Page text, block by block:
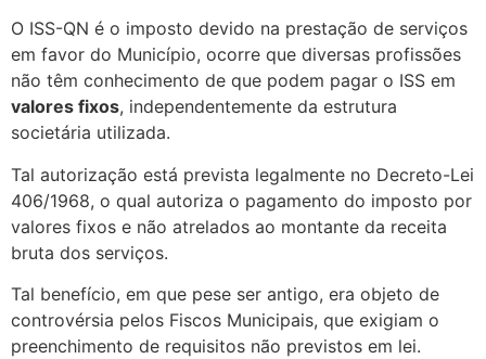
O ISS-QN é o imposto devido na prestação de serviços
em favor do Município, ocorre que diversas profissões
não têm conhecimento de que podem pagar o ISS em
valores fixos, independentemente da estrutura
societária utilizada.
Tal autorização está prevista legalmente no Decreto-Lei
406/1968, o qual autoriza o pagamento do imposto por
valores fixos e não atrelados ao montante da receita
bruta dos serviços.
Tal benefício, em que pese ser antigo, era objeto de
controvérsia pelos Fiscos Municipais, que exigiam o
preenchimento de requisitos não previstos em lei.